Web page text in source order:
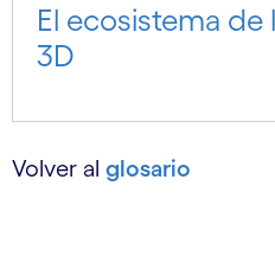
El ecosistema de
3D
Volver al glosario